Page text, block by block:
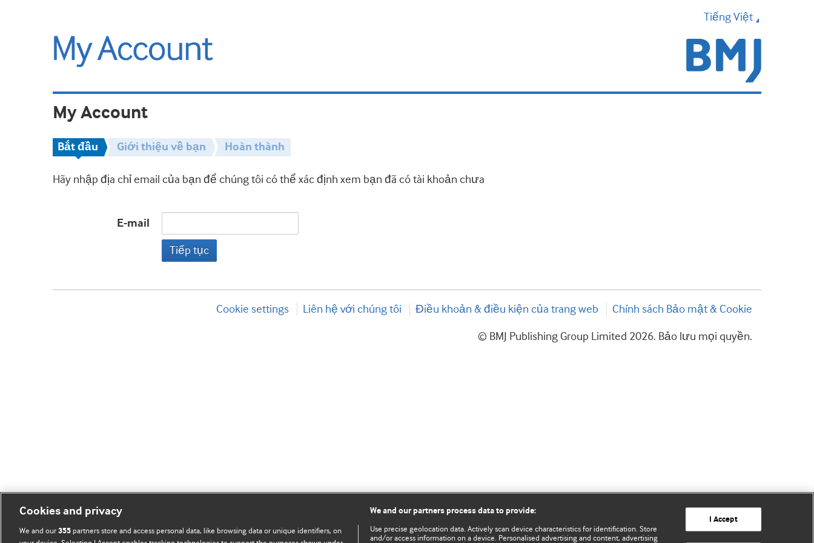
Tiếng Việt
My Account
Bắt đầu Giới thiệu về bạn Hoàn thành
Hãy nhập địa chỉ email của bạn để chúng tôi có thể xác định xem bạn đã có tài khoản chưa
E-mail
Tiếp tục
Cookie settings Liên hệ với chúng tôi Điều khoản & điều kiện của trang web Chính sách Bảo mật & Cookie
© BMJ Publishing Group Limited 2026. Bảo lưu mọi quyền.
Cookies and privacy
We and our355 partners store and access personal data, like browsing data or unique identifiers, on
We and our partners process data to provide:
Use precise geolocation data. Actively scan device characteristics for identification. Store
and/or access information on a device. Personalised advertising and content, advertising
I Accept